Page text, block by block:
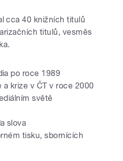
cca 40 knižních titulů
titulů, vesměs
po roce 1989
krize v ČT v roce 2000
světě
slova
tisku, sbornících